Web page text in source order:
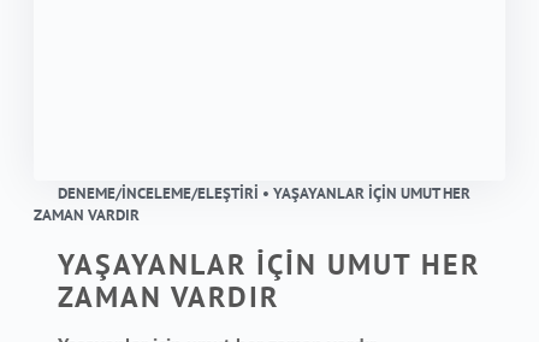
DENEME/İNCELEME/ELEŞTIRI • YAŞAYANLAR İÇİN UMUT HER
ZAMAN VARDIR
YAŞAYANLAR İÇİN UMUT HER
ZAMAN VARDIR